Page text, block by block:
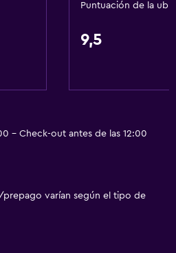
Puntuación de la
9,5
- Check-out antes de las 12:00
varían según el tipo de